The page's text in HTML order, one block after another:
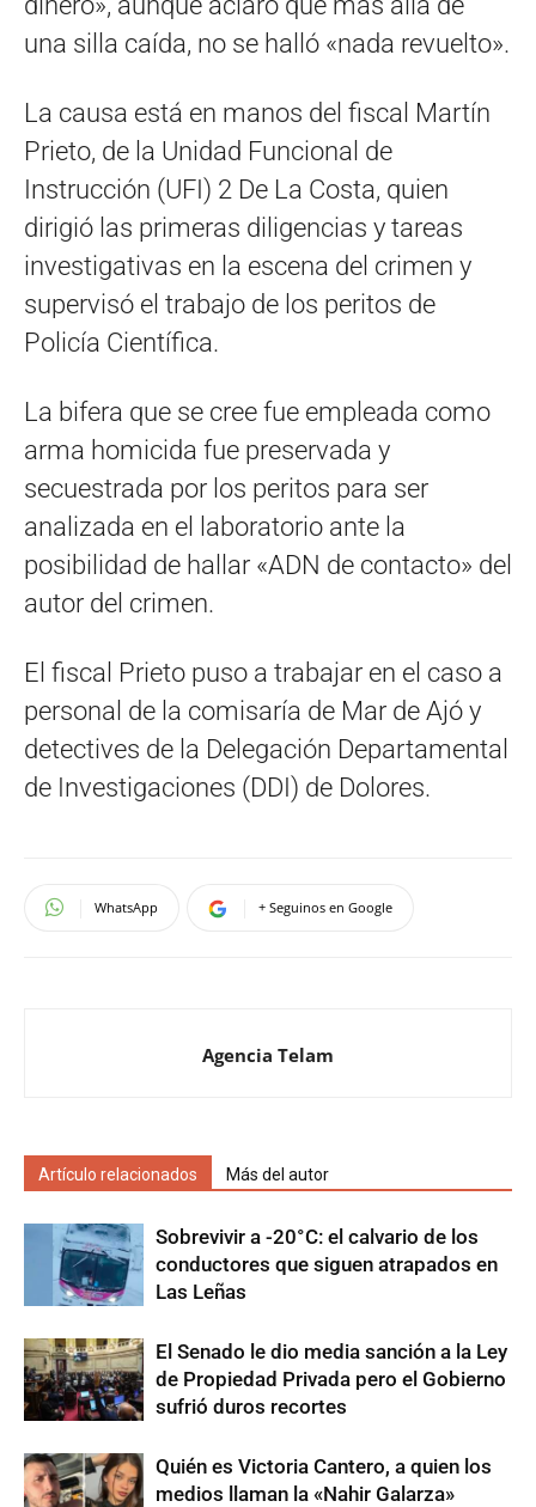
una silla caída, no se halló «nada revuelto».
La causa está en manos del fiscal Martín
Prieto, de la Unidad Funcional de
Instrucción (UFI) 2 De La Costa, quien
dirigió las primeras diligencias y tareas
investigativas en la escena del crimen y
supervisó el trabajo de los peritos de
Policía Científica.
La bifera que se cree fue empleada como
arma homicida fue preservada y
secuestrada por los peritos para ser
analizada en el laboratorio ante la
posibilidad de hallar «ADN de contacto» del
autor del crimen.
El fiscal Prieto puso a trabajar en el caso a
personal de la comisaría de Mar de Ajó y
detectives de la Delegación Departamental
de Investigaciones (DDI) de Dolores.
WhatsApp + Seguinos en Google
Agencia Telam
Artículo relacionados Más del autor
Sobrevivir a -20°C: el calvario de los
conductores que siguen atrapados en
Las Leñas
El Senado le dio media sanción a la Ley
de Propiedad Privada pero el Gobierno
sufrió duros recortes
Quién es Victoria Cantero, a quien los
medios llaman la «Nahir Galarza»